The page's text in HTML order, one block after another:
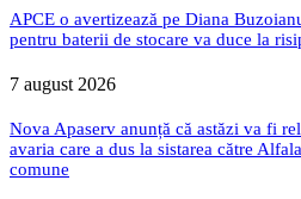
APCE o avertizează pe Diana
pentru baterii de stocare va duce la
7 august 2026
Nova Apaserv anunță că astăzi va fi
avaria care a dus la sistarea către
comune